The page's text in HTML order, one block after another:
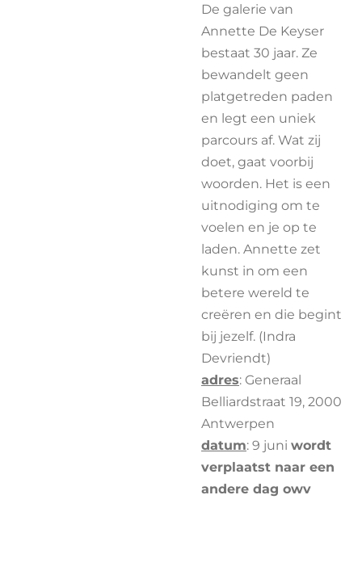
De galerie van
Annette De Keyser
bestaat 30 jaar. Ze
bewandelt geen
platgetreden paden
en legt een uniek
parcours af. Wat zij
doet, gaat voorbij
woorden. Het is een
uitnodiging om te
voelen en je op te
laden. Annette zet
kunst in om een
betere wereld te
creëren en die begint
bij jezelf. (Indra
Devriendt)
adres: Generaal
Belliardstraat 19, 2000
Antwerpen
datum: 9 juni wordt
verplaatst naar een
andere dag owv